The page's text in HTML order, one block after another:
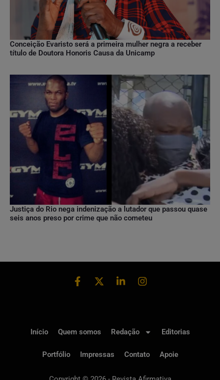
Conceição Evaristo será a primeira mulher negra a receber
título de Doutora Honoris Causa da Unicamp
Justiça do Rio nega indenização a lutador que passou quase
seis anos preso por crime que não cometeu
Início Quem somos Redação Editorias
Portfólio Impressas Contato Apoie